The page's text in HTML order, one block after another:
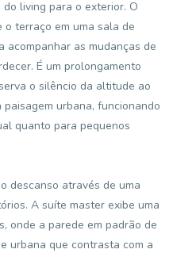
living para o exterior. O
terraço em uma sala de
acompanhar as mudanças de
É um prolongamento
o silêncio da altitude ao
urbana, funcionando
quanto para pequenos
descanso através de uma
A suíte master exibe uma
onde a parede em padrão de
urbana que contrasta com a